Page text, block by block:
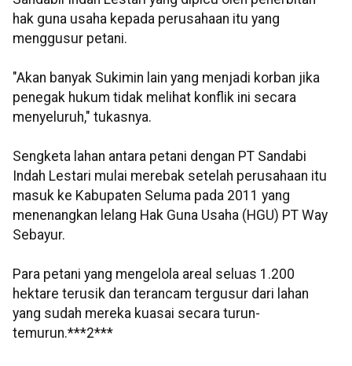
hak guna usaha kepada perusahaan itu yang
menggusur petani.
"Akan banyak Sukimin lain yang menjadi korban jika
penegak hukum tidak melihat konflik ini secara
menyeluruh," tukasnya.
Sengketa lahan antara petani dengan PT Sandabi
Indah Lestari mulai merebak setelah perusahaan itu
masuk ke Kabupaten Seluma pada 2011 yang
menenangkan lelang Hak Guna Usaha (HGU) PT Way
Sebayur.
Para petani yang mengelola areal seluas 1.200
hektare terusik dan terancam tergusur dari lahan
yang sudah mereka kuasai secara turun-
temurun.***2***